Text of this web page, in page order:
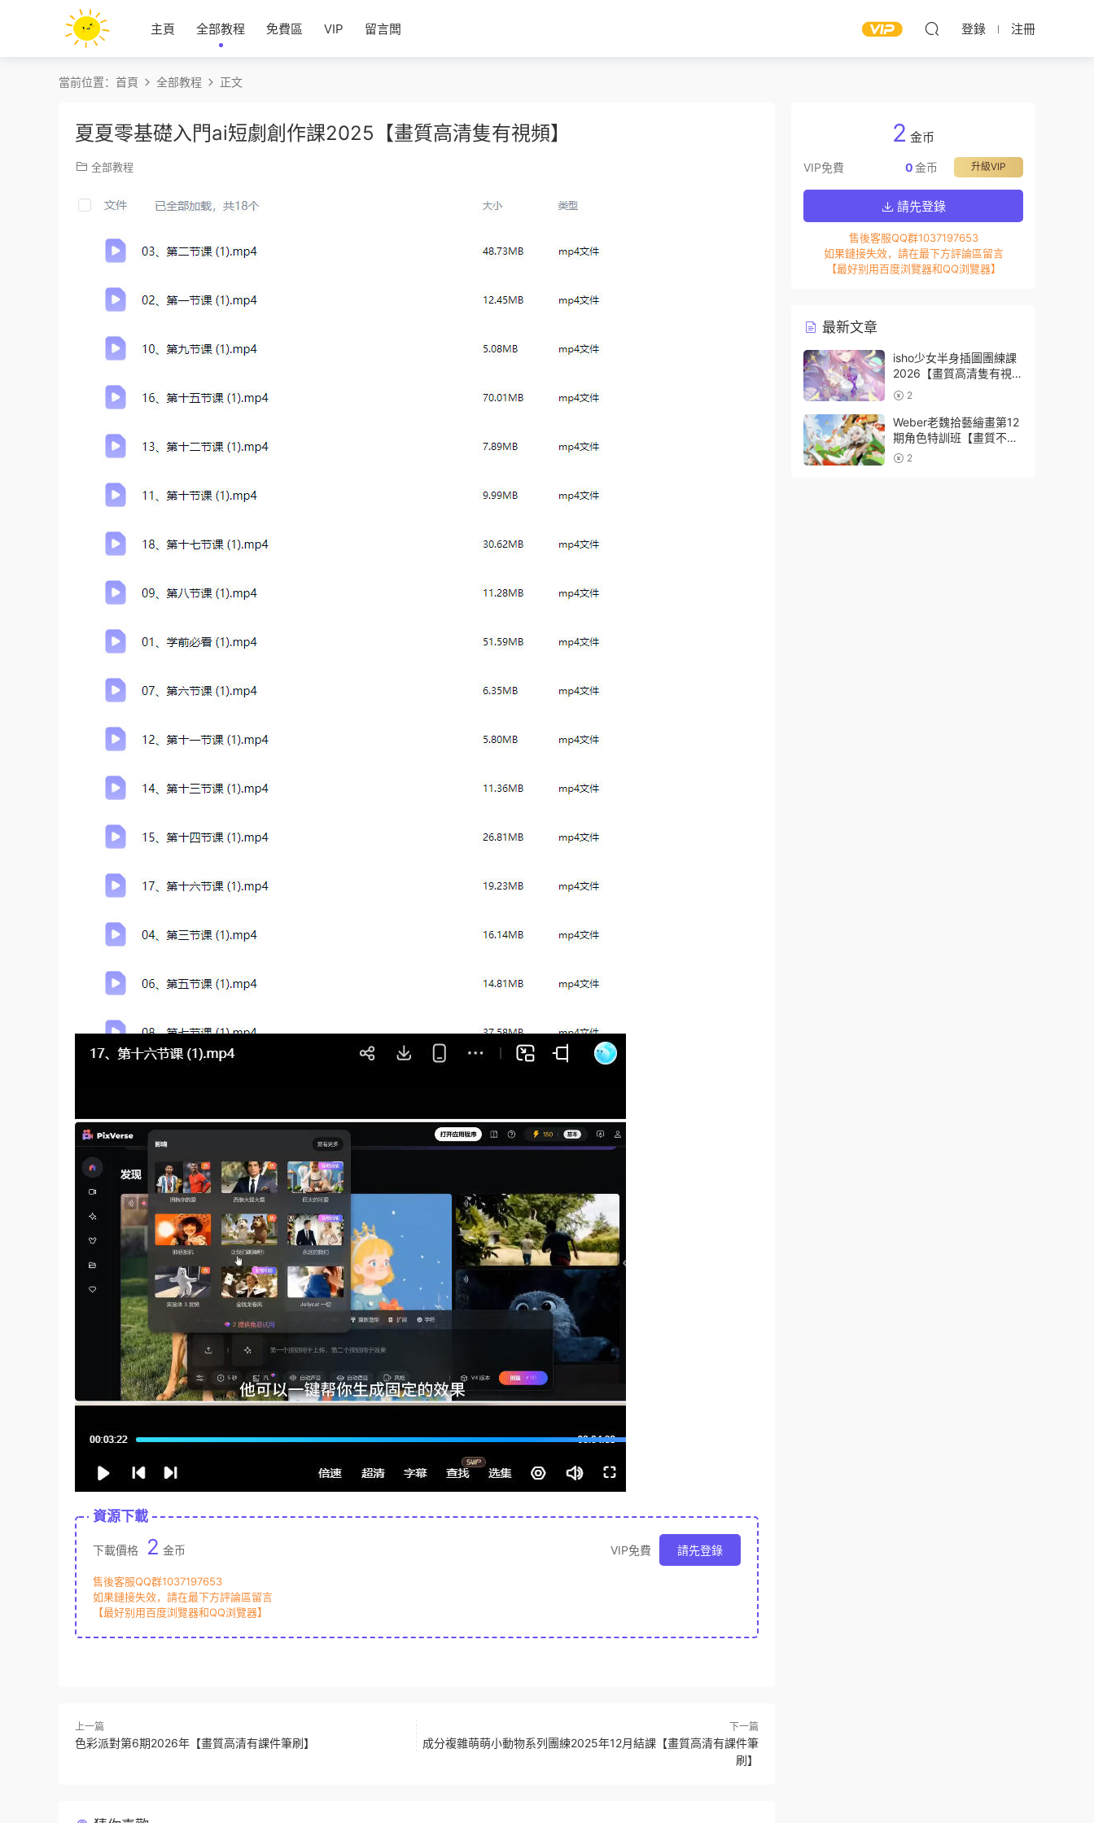
主頁 全部教程 免費區 VIP 留言闆 登錄 注冊
當前位置： 首頁 全部教程 正文
夏夏零基礎入門ai短劇創作課2025【畫質高清隻有視頻】
全部教程
資源下載
下載價格 2 金币 VIP免費 請先登錄
售後客服QQ群1037197653
如果鏈接失效，請在最下方評論區留言
【最好别用百度浏覽器和QQ浏覽器】
上一篇
色彩派對第6期2026年【畫質高清有課件筆刷】
下一篇
成分複雜萌萌小動物系列團練2025年12月結課【畫質高清有課件筆
刷】
2 金币
VIP免費 升級VIP
0金币
請先登錄
售後客服QQ群1037197653
如果鏈接失效，請在最下方評論區留言
【最好别用百度浏覽器和QQ浏覽器】
最新文章
isho少女半身插圖團練課
2026【畫質高清隻有視
頻】2
Weber老魏拾藝繪畫第12
期角色特訓班【畫質不錯
隻有視頻】
2